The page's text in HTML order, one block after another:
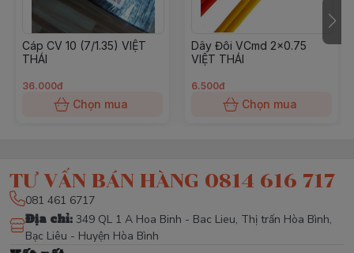
Cáp CV 10 (7/1.35) VIỆT
THÁI
36.000đ
Chọn mua
Dây Đôi VCmd 2x0.75
VIỆT THÁI
6.500đ
Chọn mua
TƯ VẤN BÁN HÀNG 0814 616 717
081 461 6717
Địa chỉ: 349 QL 1 A Hoa Binh - Bac Lieu, Thị trấn Hòa Bình,
Bạc Liêu - Huyện Hòa Bình